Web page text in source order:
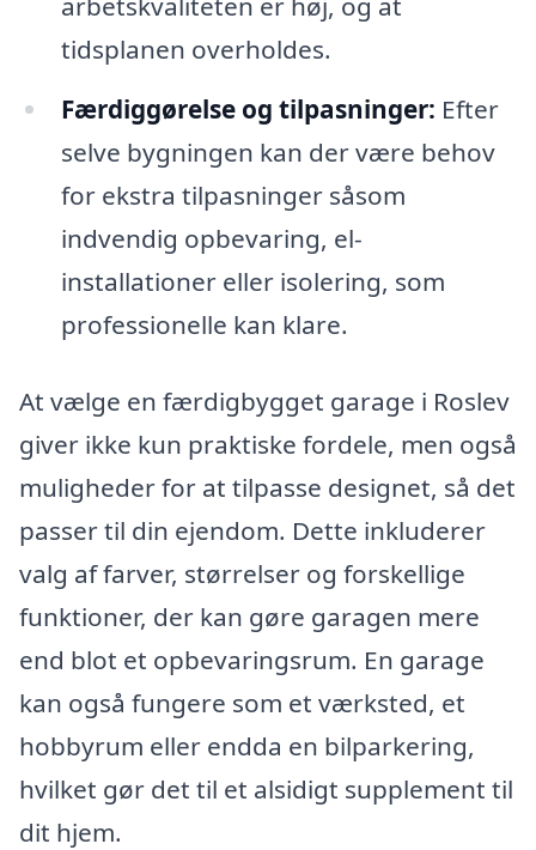
tidsplanen overholdes.
Færdiggørelse og tilpasninger: Efter
selve bygningen kan der være behov
for ekstra tilpasninger såsom
indvendig opbevaring, el-
installationer eller isolering, som
professionelle kan klare.
At vælge en færdigbygget garage i Roslev
giver ikke kun praktiske fordele, men også
muligheder for at tilpasse designet, så det
passer til din ejendom. Dette inkluderer
valg af farver, størrelser og forskellige
funktioner, der kan gøre garagen mere
end blot et opbevaringsrum. En garage
kan også fungere som et værksted, et
hobbyrum eller endda en bilparkering,
hvilket gør det til et alsidigt supplement til
dit hjem.